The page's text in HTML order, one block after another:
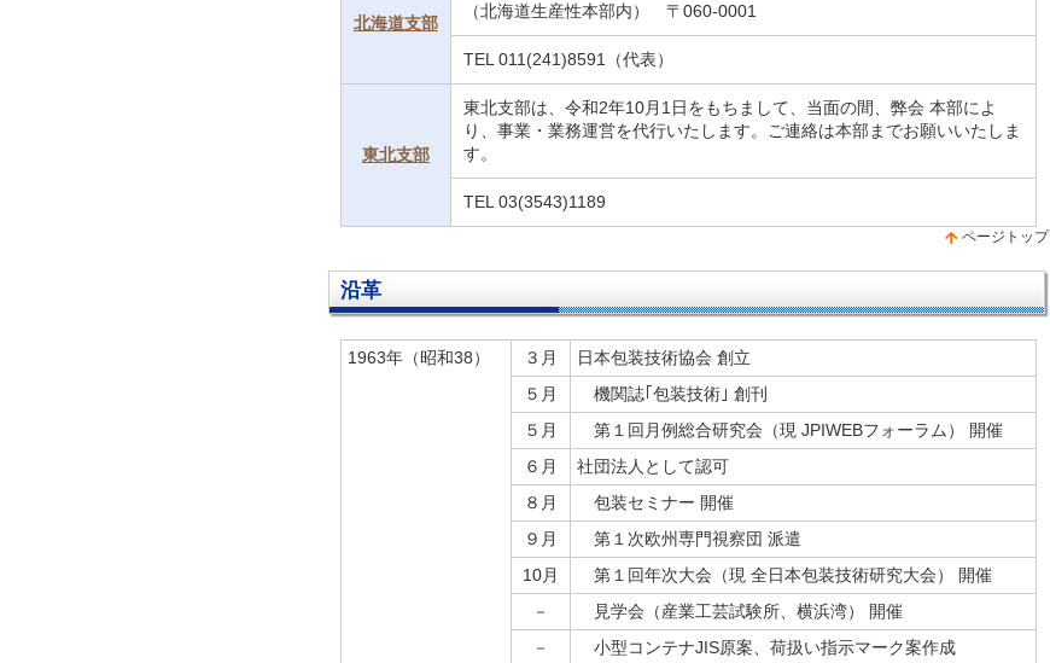
北海道支部
（北海道生産性本部内） 〒060-0001
TEL 011(241)8591（代表）
東北支部
東北支部は、令和2年10月1日をもちまして、当面の間、弊会 本部によ
り、事業・業務運営を代行いたします。ご連絡は本部までお願いいたしま
す。
TEL 03(3543)1189
ページトップ
沿革
1963年（昭和38） ３月
日本包装技術協会 創立
５月
機関誌｢包装技術｣ 創刊
５月
第１回月例総合研究会（現 JPIWEBフォーラム） 開催
６月
社団法人として認可
８月
包装セミナー 開催
９月
第１次欧州専門視察団 派遣
10月
第１回年次大会（現 全日本包装技術研究大会） 開催
－
見学会（産業工芸試験所、横浜湾） 開催
－
小型コンテナJIS原案、荷扱い指示マーク案作成